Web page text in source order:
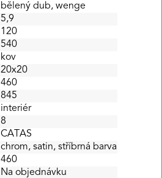
bělený dub, wenge
5,9
120
540
kov
20x20
460
845
interiér
8
CATAS
chrom, satin, stříbrná barva
460
Na objednávku